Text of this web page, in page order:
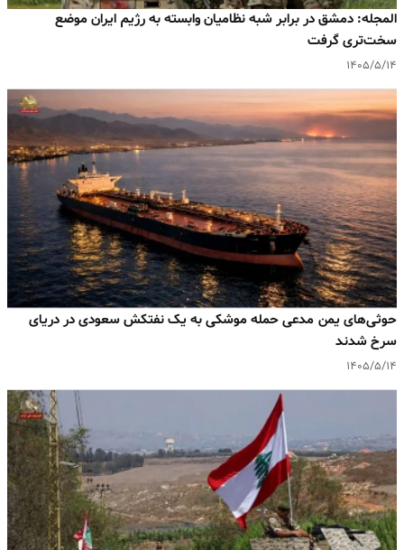
المجله: دمشق در برابر شبه‌ نظامیان وابسته به رژیم ایران موضع
سخت‌تری گرفت
۱۴۰۵/۵/۱۴
حوثی‌های یمن مدعی حمله موشکی به یک نفتکش سعودی در دریای
سرخ شدند
۱۴۰۵/۵/۱۴